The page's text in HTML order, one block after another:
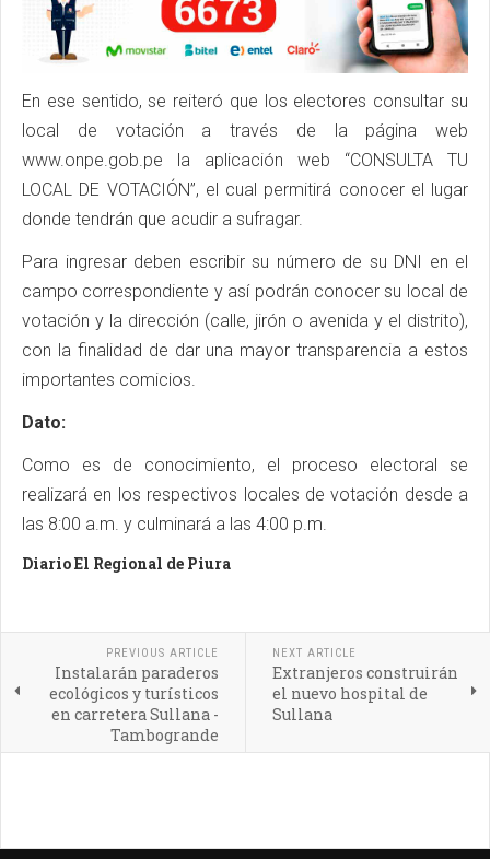
En ese sentido, se reiteró que los electores consultar su
local de votación a través de la página web
www.onpe.gob.pe la aplicación web “CONSULTA TU
LOCAL DE VOTACIÓN”, el cual permitirá conocer el lugar
donde tendrán que acudir a sufragar.
Para ingresar deben escribir su número de su DNI en el
campo correspondiente y así podrán conocer su local de
votación y la dirección (calle, jirón o avenida y el distrito),
con la finalidad de dar una mayor transparencia a estos
importantes comicios.
Dato:
Como es de conocimiento, el proceso electoral se
realizará en los respectivos locales de votación desde a
las 8:00 a.m. y culminará a las 4:00 p.m.
Diario El Regional de Piura
PREVIOUS ARTICLE
Instalarán paraderos
ecológicos y turísticos
en carretera Sullana -
Tambogrande
NEXT ARTICLE
Extranjeros construirán
el nuevo hospital de
Sullana